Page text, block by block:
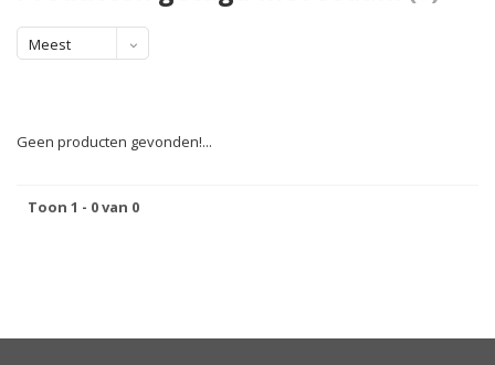
Meest
Geen producten gevonden!...
Toon 1 - 0 van 0